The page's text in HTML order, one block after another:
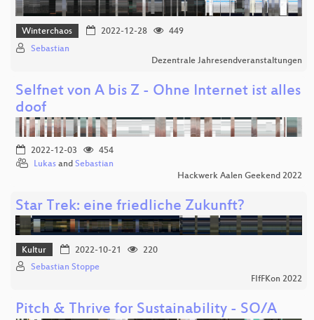
Winterchaos 2022-12-28
449
Sebastian
Dezentrale Jahresendveranstaltungen
Selfnet von A bis Z - Ohne Internet ist alles
doof
2022-12-03
454
Lukas and Sebastian
Hackwerk Aalen Geekend 2022
Star Trek: eine friedliche Zukunft?
Kultur 2022-10-21
220
Sebastian Stoppe
FIfFKon 2022
Pitch & Thrive for Sustainability - SO/A